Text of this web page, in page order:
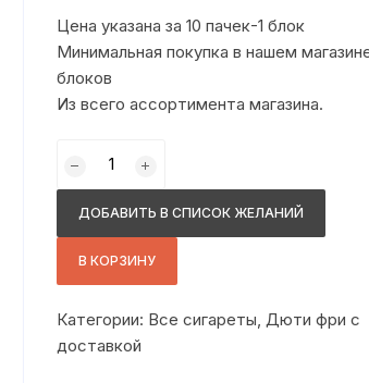
Цена указана за 10 пачек-1 блок
Минимальная покупка в нашем
блоков
Из всего ассортимента магазина.
товара
блек
ДОБАВИТЬ В СПИСОК ЖЕЛАНИЙ
В КОРЗИНУ
Категории: Все сигареты Дюти фри с
доставкой